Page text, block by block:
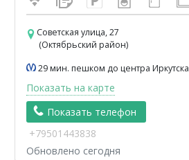
Советская улица, 27
(Октябрьский район)
29 мин. пешком до центра Иркутска
Показать на карте
Показать телефон
+79501443838
Обновлено сегодня